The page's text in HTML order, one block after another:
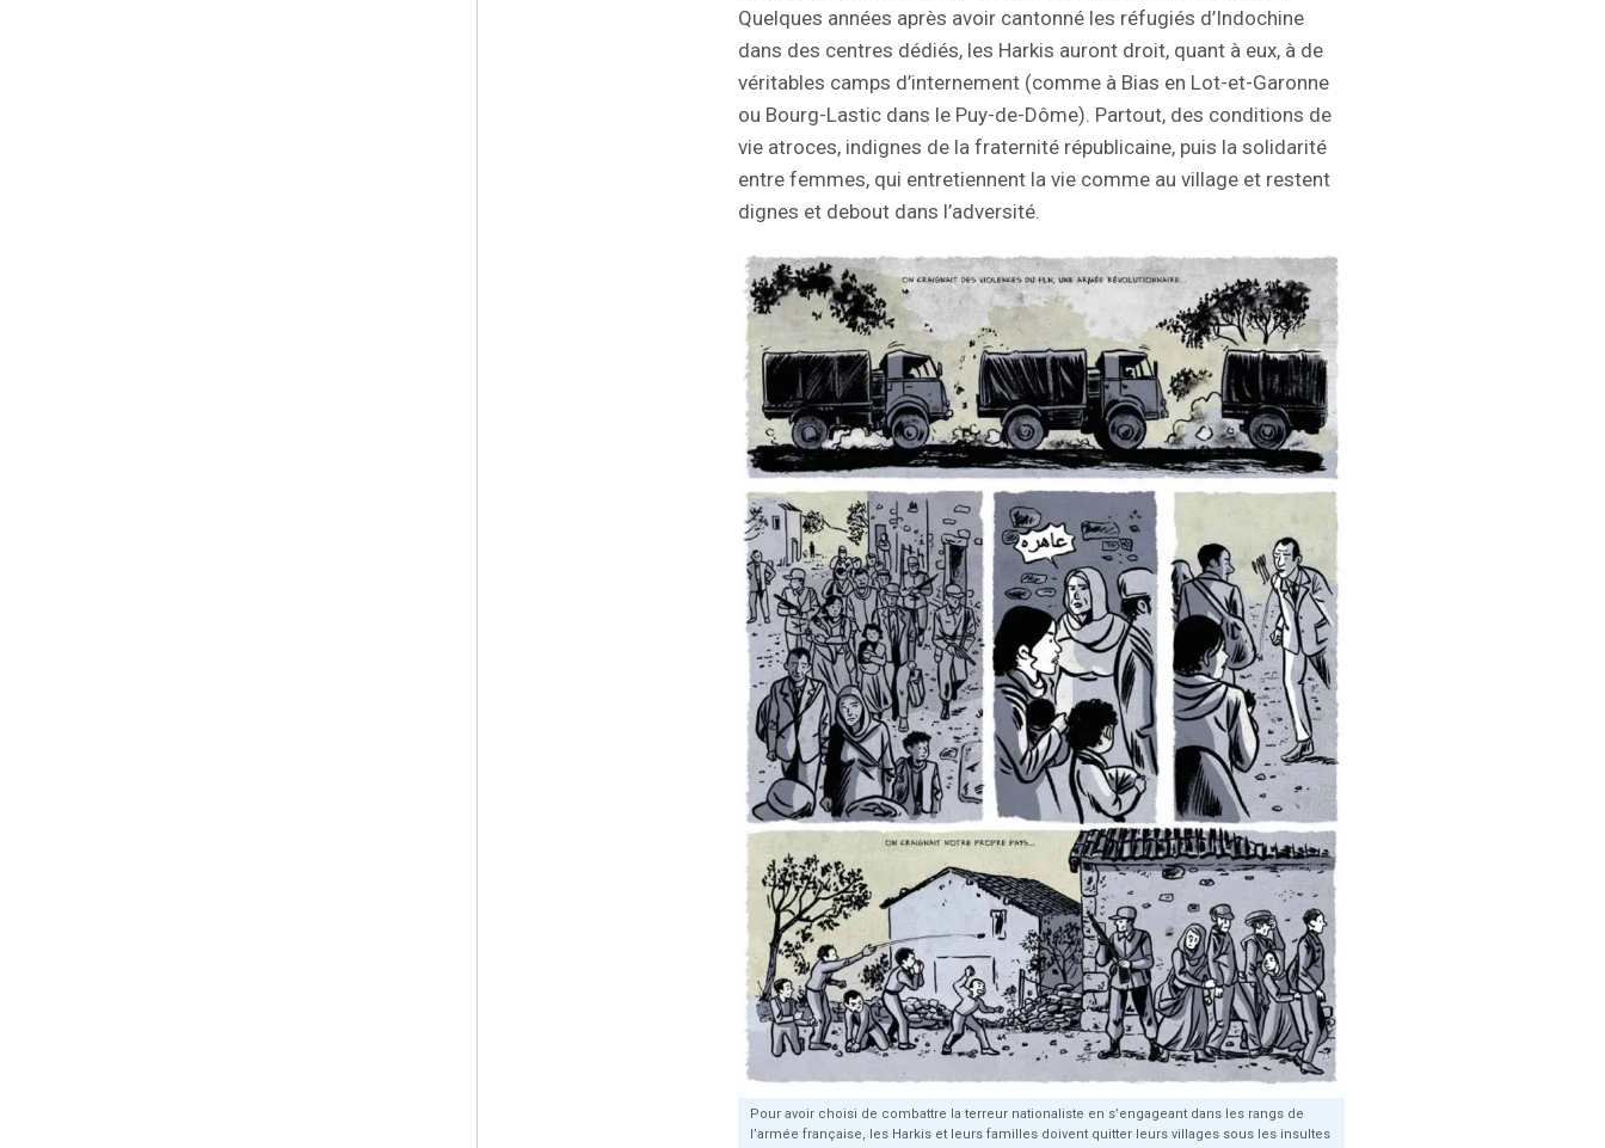
Quelques années après avoir cantonné les réfugiés d’Indochine
dans des centres dédiés, les Harkis auront droit, quant à eux, à de
véritables camps d’internement (comme à Bias en Lot-et-Garonne
ou Bourg-Lastic dans le Puy-de-Dôme). Partout, des conditions de
vie atroces, indignes de la fraternité républicaine, puis la solidarité
entre femmes, qui entretiennent la vie comme au village et restent
dignes et debout dans l’adversité.
Pour avoir choisi de combattre la terreur nationaliste en s’engageant dans les rangs de
l’armée française, les Harkis et leurs familles doivent quitter leurs villages sous les insultes